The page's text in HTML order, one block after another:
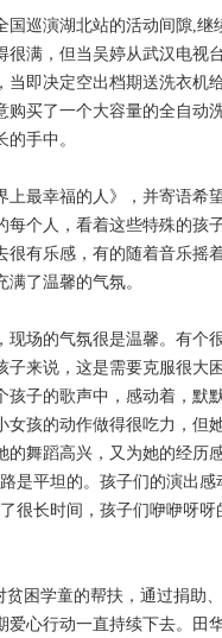
演湖北站的活动间隙,继
很满，但当吴婷从武汉电视
即决定空出档期送洗衣机
买了一个大容量的全自动
手中。
最幸福的人》，并寄语希
个人，看着这些特殊的孩
很有乐感，有的随着音乐摇
了温馨的气氛。
场的气氛很是温馨。有个
来说，这是需要克服很大
子的歌声中，感动着，默
孩的动作做得很吃力，但
的舞蹈高兴，又为她的经历
是平坦的。孩子们的演出
很长时间，孩子们咿咿呀
困学童的帮扶，通过捐助
心行动一直持续下去。田